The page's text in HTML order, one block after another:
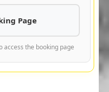
Page
access the booking page